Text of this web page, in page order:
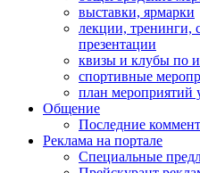
выставки, ярмарки
лекции, тренинги,
презентации
квизы и клубы по
спортивные
план мероприятий
Общение
Последние
Реклама на портале
Специальные